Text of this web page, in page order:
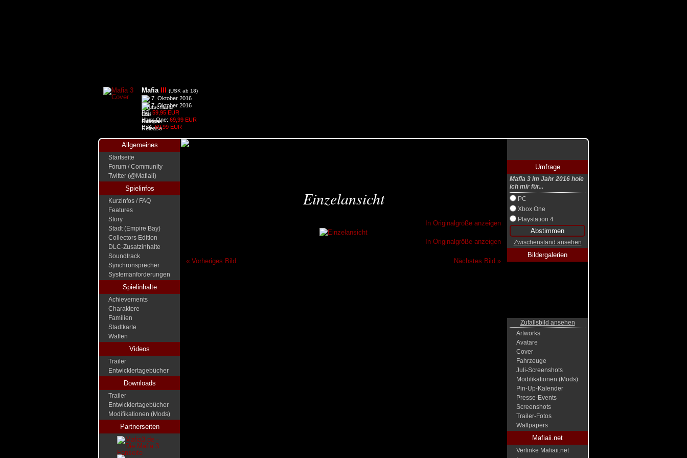
Mafia (USK ab 18)
7. Oktober 2016
7. Oktober 2016
PC: 59,95 EUR
Xbox One: 69,99 EUR
PS4:69,99 EUR
Allgemeines
Startseite
Forum / Community
Twitter (@Mafiaii)
Spielinfos
Kurzinfos / FAQ
Features
Story
Stadt (Empire Bay)
Collectors Edition
DLC-Zusatzinhalte
Soundtrack
Synchronsprecher
Systemanforderungen
Spielinhalte
Achievements
Charaktere
Familien
Stadtkarte
Waffen
Videos
Trailer
Entwicklertagebücher
Downloads
Trailer
Entwicklertagebücher
Modifikationen (Mods)
Partnerseiten
Umfrage
Mafia 3 im Jahr 2016 hole
ich mir für...
PC
Xbox One
Playstation 4
Zwischenstand ansehen
Bildergalerien
Zufallsbild ansehen
Artworks
Avatare
Cover
Fahrzeuge
Juli-Screenshots
Modifikationen (Mods)
Pin-Up-Kalender
Presse-Events
Screenshots
Trailer-Fotos
Wallpapers
Mafiaii.net
Verlinke Mafiaii.net
Einzelansicht
In Originalgröße anzeigen
In Originalgröße anzeigen
« Vorheriges Bild Nächstes Bild »